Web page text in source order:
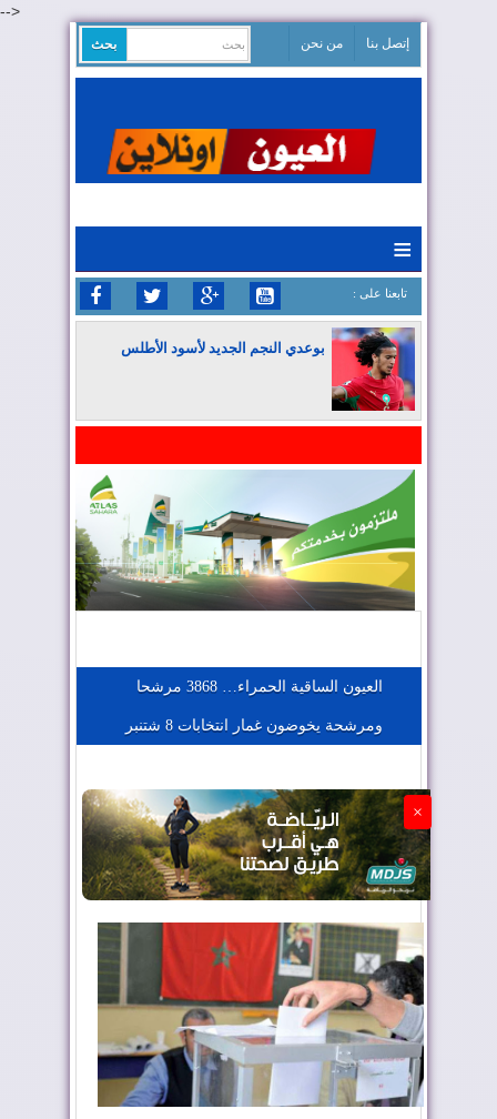
-->
إتصل بنا من نحن
≡
: تابعنا على
بوعدي النجم الجديد لأسود الأطلس
المغرب يعزز موقعه في صناعة الطيران
الجزائر تستسلم لفرنسا
العيون الساقية الحمراء… 3868 مرشحا
ومرشحة يخوضون غمار انتخابات 8 شتنبر
×